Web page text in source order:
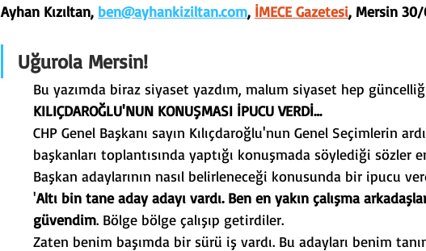
Ayhan Kızıltan, ben@ayhankiziltan.com, İMECE Gazetesi, Mersin
Uğurola Mersin!
Bu yazımda biraz siyaset yazdım, malum siyaset hep
KILIÇDAROĞLU'NUN KONUŞMASI İPUCU VERDİ…
CHP Genel Başkanı sayın Kılıçdaroğlu'nun Genel Seçimlerin
başkanları toplantısında yaptığı konuşmada söylediği sözler
Başkan adaylarının nasıl belirleneceği konusunda bir ipucu
'Altı bin tane aday adayı vardı. Ben en yakın çalışma
güvendim. Bölge bölge çalışıp getirdiler.
Zaten benim başımda bir sürü iş vardı. Bu adayları benim